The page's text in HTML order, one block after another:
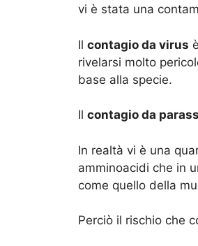
vi è stata una
Il contagio da virus
rivelarsi molto
base alla specie.
Il contagio da
In realtà vi è una
amminoacidi che in
come quello della
Perciò il rischio che